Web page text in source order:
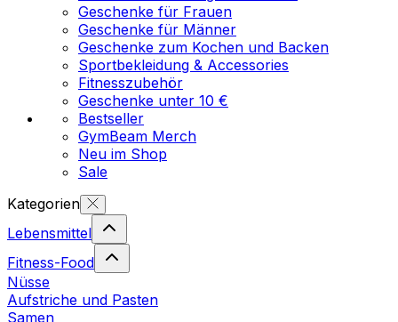
Geschenke für Frauen
Geschenke für Männer
Geschenke zum Kochen und Backen
Sportbekleidung & Accessories
Fitnesszubehör
Geschenke unter 10 €
Bestseller
GymBeam Merch
Neu im Shop
Sale
Kategorien
Lebensmittel
Fitness-Food
Nüsse
Aufstriche und Pasten
Samen